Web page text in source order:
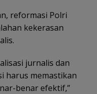
reformasi Polri
kekerasan
jurnalis dan
harus memastikan
benar efektif,”